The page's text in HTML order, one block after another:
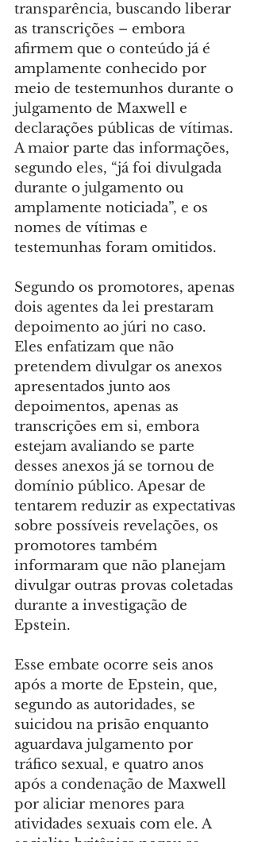
transparência, buscando liberar
as transcrições – embora
afirmem que o conteúdo já é
amplamente conhecido por
meio de testemunhos durante o
julgamento de Maxwell e
declarações públicas de vítimas.
A maior parte das informações,
segundo eles, “já foi divulgada
durante o julgamento ou
amplamente noticiada”, e os
nomes de vítimas e
testemunhas foram omitidos.
Segundo os promotores, apenas
dois agentes da lei prestaram
depoimento ao júri no caso.
Eles enfatizam que não
pretendem divulgar os anexos
apresentados junto aos
depoimentos, apenas as
transcrições em si, embora
estejam avaliando se parte
desses anexos já se tornou de
domínio público. Apesar de
tentarem reduzir as expectativas
sobre possíveis revelações, os
promotores também
informaram que não planejam
divulgar outras provas coletadas
durante a investigação de
Epstein.
Esse embate ocorre seis anos
após a morte de Epstein, que,
segundo as autoridades, se
suicidou na prisão enquanto
aguardava julgamento por
tráfico sexual, e quatro anos
após a condenação de Maxwell
por aliciar menores para
atividades sexuais com ele. A